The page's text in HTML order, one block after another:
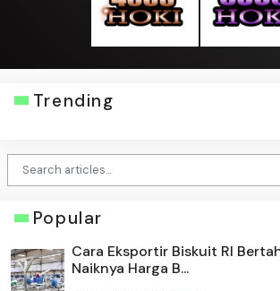
Trending
Popular
Cara Eksportir Biskuit RI
Naiknya Harga B...